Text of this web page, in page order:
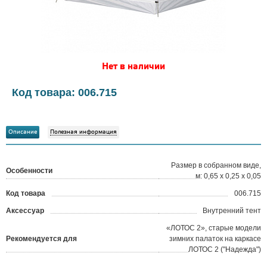
Нет в наличии
Код товара: 006.715
Описание Полезная информация
Особенности
Размер в собранном виде,
м: 0,65 х 0,25 х 0,05
Код товара 006.715
Аксессуар Внутренний тент
Рекомендуется для
«ЛОТОС 2», старые модели
зимних палаток на каркасе
ЛОТОС 2 ("Надежда")